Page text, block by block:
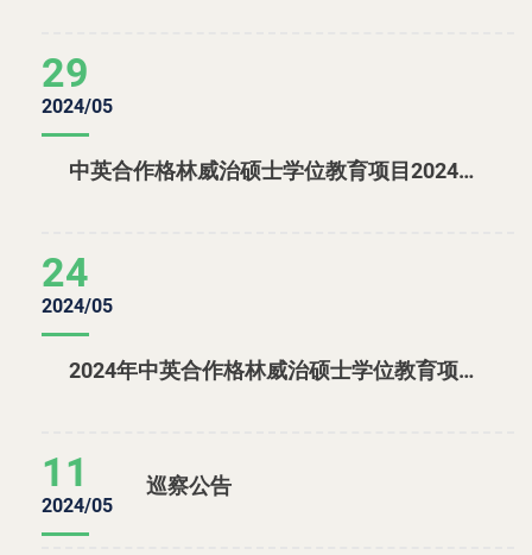
29
2024/05
中英合作格林威治硕士学位教育项目2024年研究生入学考核通知
24
2024/05
2024年中英合作格林威治硕士学位教育项目报名审核通过名单公示
11
2024/05
巡察公告